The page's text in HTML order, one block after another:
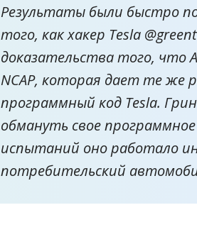
Результаты были быстро
того, как хакер Tesla
доказательства того, что
NCAP, которая дает те же
программный код Tesla.
обмануть свое
испытаний оно работало
потребительский